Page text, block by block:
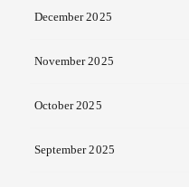
December 2025
November 2025
October 2025
September 2025